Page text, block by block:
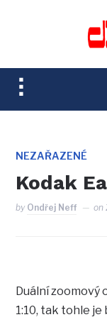
TOGGLE
SIDEBAR
NAVIGATION
NEZAŘAZENÉ
Kodak
by Ondřej Neff on
Duální zoomový
1:10, tak tohle